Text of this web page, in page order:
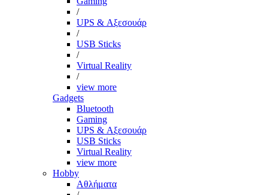
/
UPS & Αξεσουάρ
/
USB Sticks
/
Virtual Reality
/
view more
Gadgets
Bluetooth
Gaming
UPS & Αξεσουάρ
USB Sticks
Virtual Reality
view more
Hobby
Αθλήματα